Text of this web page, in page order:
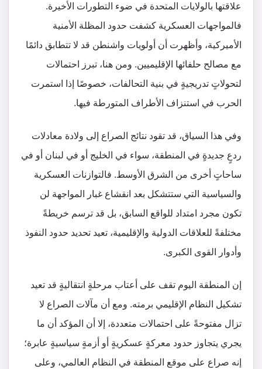
علاقتها بالولايات المتحدة في ضوء التطورات الأخيرة.
فالمواجهات العسكرية كشفت حدود المظلة الأمنية
الأميركية، وأظهرت أن أولويات واشنطن قد لا تتطابق دائمًا
مع مصالح حلفائها الإقليميين. ومن هنا، تبرز احتمالات
لتحولاتٍ تدريجيةٍ في بنية التحالفات، خصوصًا إذا استمرت
الحرب في استنزاف الأطراف المتورطة فيها.
وفي هذا السياق، قد تقود نتائج الصراع إلى ولادة معادلات
ردعٍ جديدةٍ في المنطقة، سواء في الخليج أو في لبنان أو في
ساحاتٍ أخرى من الشرق الأوسط. فالتوازنات العسكرية
والسياسية التي ستتشكل بعد انقشاع غبار المواجهة لن
تكون مجرد امتداد للواقع السابق، بل قد ترسم خريطةً
مختلفةً للعلاقات الدولية والإقليمية، تعيد تحديد حدود النفوذ
وأدوار القوى الكبرى.
إن المنطقة اليوم تقف على أعتاب مرحلةٍ انتقاليةٍ قد تعيد
تشكيل النظام الإقليمي برمته. ومع أن مآلات الصراع لا
تزال مفتوحةً على احتمالات متعددة، إلا أن المؤكد أن ما
يجري يتجاوز حدود معركةٍ عسكريةٍ أو أزمةٍ سياسيةٍ عابرة؛
إنه صراع على موقع المنطقة في النظام العالمي، وعلى